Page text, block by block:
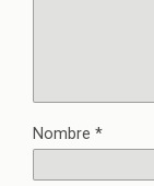
Nombre *